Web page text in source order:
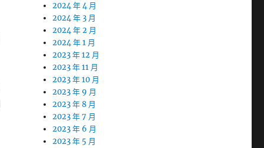
2024 年 4 月
2024 年 3 月
2024 年 2 月
2024 年 1 月
2023 年 12 月
2023 年 11 月
2023 年 10 月
2023 年 9 月
2023 年 8 月
2023 年 7 月
2023 年 6 月
2023 年 5 月